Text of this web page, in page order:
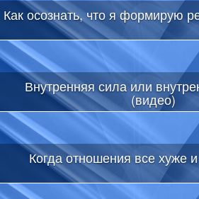
Как осознать, что я формирую
Внутренняя сила или
(видео)
Когда отношения все хуже